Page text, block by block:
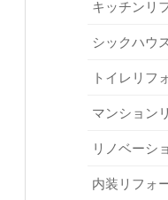
キッチンリ
シックハウ
トイレリフ
マンション
リノベーシ
内装リフォ